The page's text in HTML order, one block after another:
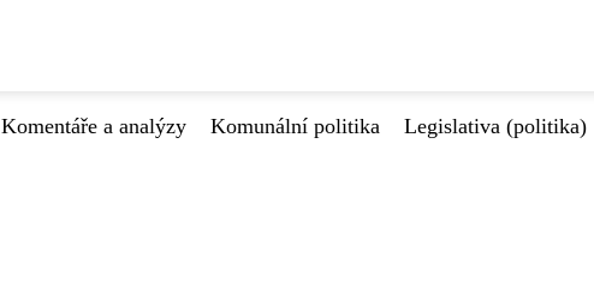
Komentáře a analýzy Komunální politika Legislativa (politika)